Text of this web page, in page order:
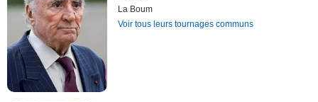
La Boum
Voir tous leurs tournages communs